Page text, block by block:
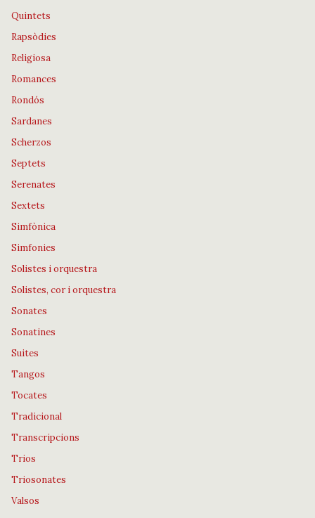
Quintets
Rapsòdies
Religiosa
Romances
Rondós
Sardanes
Scherzos
Septets
Serenates
Sextets
Simfònica
Simfonies
Solistes i orquestra
Solistes, cor i orquestra
Sonates
Sonatines
Suites
Tangos
Tocates
Tradicional
Transcripcions
Trios
Triosonates
Valsos